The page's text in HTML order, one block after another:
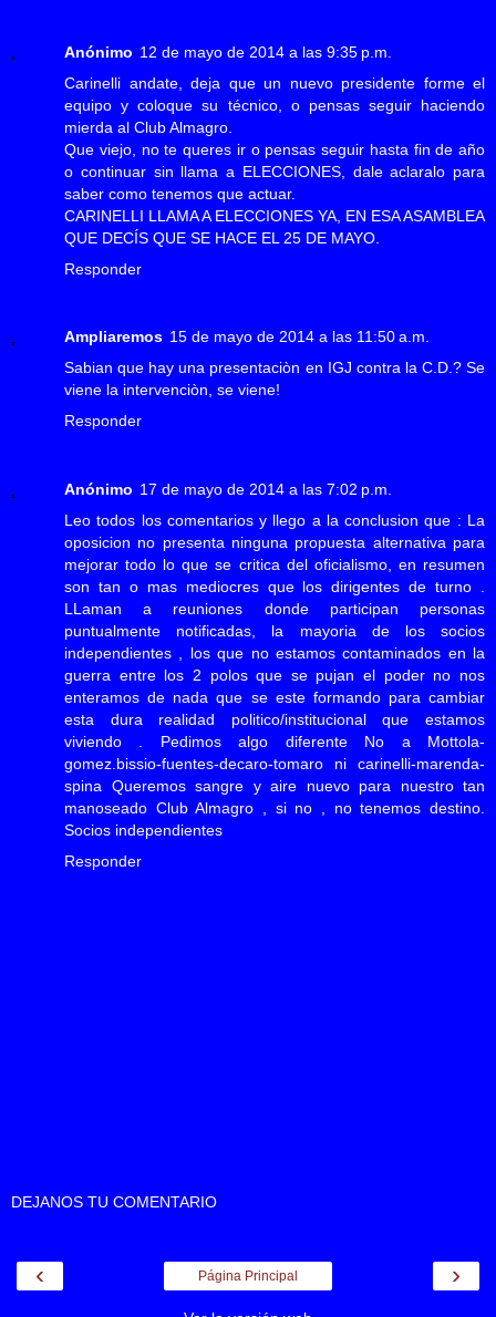
Anónimo 12 de mayo de 2014 a las 9:35 p.m.
Carinelli andate, deja que un nuevo presidente forme el
equipo y coloque su técnico, o pensas seguir haciendo
mierda al Club Almagro.
Que viejo, no te queres ir o pensas seguir hasta fin de año
o continuar sin llama a ELECCIONES, dale aclaralo para
saber como tenemos que actuar.
CARINELLI LLAMA A ELECCIONES YA, EN ESA ASAMBLEA
QUE DECÍS QUE SE HACE EL 25 DE MAYO.
Responder
Ampliaremos 15 de mayo de 2014 a las 11:50 a.m.
Sabian que hay una presentaciòn en IGJ contra la C.D.? Se
viene la intervenciòn, se viene!
Responder
Anónimo 17 de mayo de 2014 a las 7:02 p.m.
Leo todos los comentarios y llego a la conclusion que : La
oposicion no presenta ninguna propuesta alternativa para
mejorar todo lo que se critica del oficialismo, en resumen
son tan o mas mediocres que los dirigentes de turno .
LLaman a reuniones donde participan personas
puntualmente notificadas, la mayoria de los socios
independientes , los que no estamos contaminados en la
guerra entre los 2 polos que se pujan el poder no nos
enteramos de nada que se este formando para cambiar
esta dura realidad politico/institucional que estamos
viviendo . Pedimos algo diferente No a Mottola-
gomez.bissio-fuentes-decaro-tomaro ni carinelli-marenda-
spina Queremos sangre y aire nuevo para nuestro tan
manoseado Club Almagro , si no , no tenemos destino.
Socios independientes
Responder
DEJANOS TU COMENTARIO
‹ ›
Página Principal